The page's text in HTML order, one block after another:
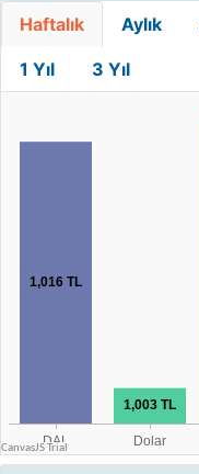
Haftalık Aylık
1 Yıl 3 Yıl